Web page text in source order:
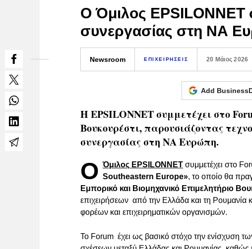
Ο Όμιλος EPSILONNET
συνεργασίας στη ΝΑ
Newsroom ΕΠΙΧΕΙΡΗΣΕΙΣ 20 Μάιος 2026
Add
Η EPSILONNET συμμετέχει στο
Βουκουρέστι, παρουσιάζοντας
συνεργασίας στη ΝΑ Ευρώπη.
O Όμιλος EPSILONNET συμμετέχει στο
Southeastern Europe», το οποίο θα
Εμπορικό και Βιομηχανικό Επιμελητήριο
επιχειρήσεων από την Ελλάδα και τη
φορέων και επιχειρηματικών οργανισμών.
Το Forum έχει ως βασικό στόχο την ενίσχυση